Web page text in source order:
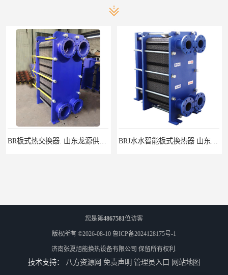
您是第4867581位访客
版权所有 ©2026-08-10 鲁ICP备2024128175号-1
济南张夏旭能换热设备有限公司 保留所有权利.
技术支持： 八方资源网 免责声明 管理员入口 网站地图